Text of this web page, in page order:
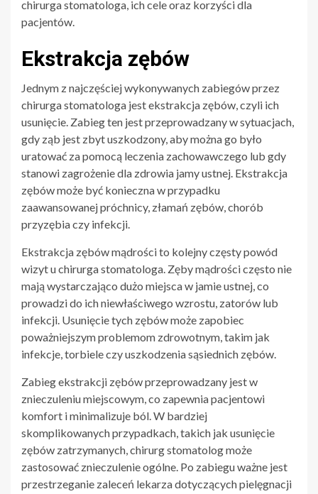
chirurga stomatologa, ich cele oraz korzyści dla
pacjentów.
Ekstrakcja zębów
Jednym z najczęściej wykonywanych zabiegów przez
chirurga stomatologa jest ekstrakcja zębów, czyli ich
usunięcie. Zabieg ten jest przeprowadzany w sytuacjach,
gdy ząb jest zbyt uszkodzony, aby można go było
uratować za pomocą leczenia zachowawczego lub gdy
stanowi zagrożenie dla zdrowia jamy ustnej. Ekstrakcja
zębów może być konieczna w przypadku
zaawansowanej próchnicy, złamań zębów, chorób
przyzębia czy infekcji.
Ekstrakcja zębów mądrości to kolejny częsty powód
wizyt u chirurga stomatologa. Zęby mądrości często nie
mają wystarczająco dużo miejsca w jamie ustnej, co
prowadzi do ich niewłaściwego wzrostu, zatorów lub
infekcji. Usunięcie tych zębów może zapobiec
poważniejszym problemom zdrowotnym, takim jak
infekcje, torbiele czy uszkodzenia sąsiednich zębów.
Zabieg ekstrakcji zębów przeprowadzany jest w
znieczuleniu miejscowym, co zapewnia pacjentowi
komfort i minimalizuje ból. W bardziej
skomplikowanych przypadkach, takich jak usunięcie
zębów zatrzymanych, chirurg stomatolog może
zastosować znieczulenie ogólne. Po zabiegu ważne jest
przestrzeganie zaleceń lekarza dotyczących pielęgnacji